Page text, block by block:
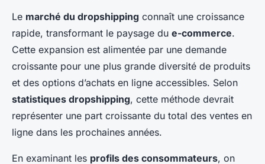
Le marché du dropshipping connaît une croissance
rapide, transformant le paysage du e-commerce.
Cette expansion est alimentée par une demande
croissante pour une plus grande diversité de produits
et des options d’achats en ligne accessibles. Selon
statistiques dropshipping, cette méthode devrait
représenter une part croissante du total des ventes en
ligne dans les prochaines années.
En examinant les profils des consommateurs, on